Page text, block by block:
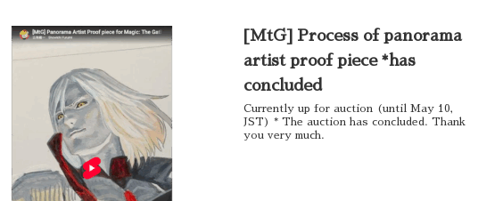
[MtG] Process of panorama
artist proof piece *has
concluded
Currently up for auction (until May 10,
JST) * The auction has concluded. Thank
you very much.